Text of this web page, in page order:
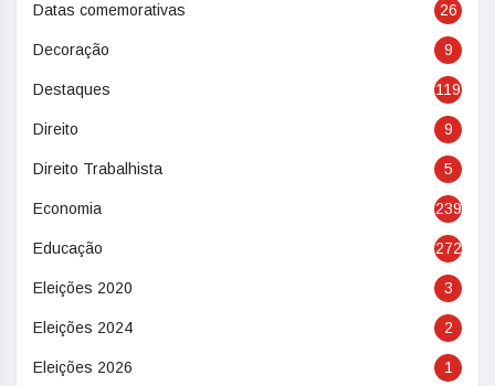
Datas comemorativas 26
Decoração 9
Destaques 119
Direito 9
Direito Trabalhista 5
Economia 239
Educação 272
Eleições 2020 3
Eleições 2024 2
Eleições 2026 1